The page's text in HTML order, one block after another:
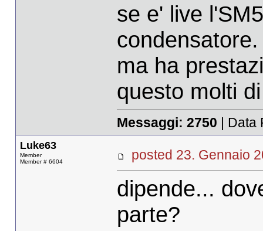
se e' live
ma ha
questo molti
Messaggi: 2750 | Data
Luke63
Member
Member # 6604
posted 23.
dipende...
parte?